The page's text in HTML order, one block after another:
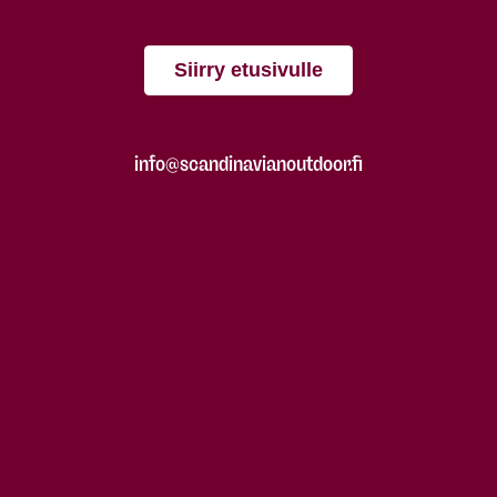
Siirry etusivulle
info@scandinavianoutdoor.fi